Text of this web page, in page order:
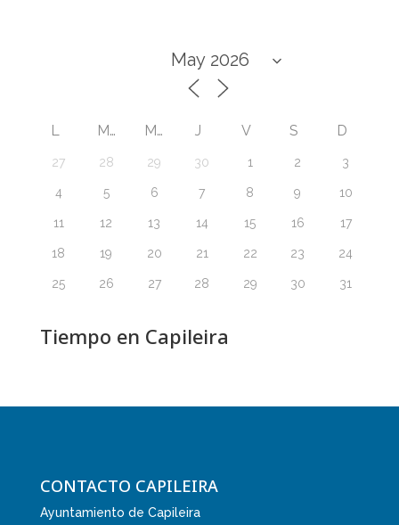
L M M J V S D
27 28 29 30 1 2 3
4 5 6 7 8 9 10
11 12 13 14 15 16 17
18 19 20 21 22 23 24
25 26 27 28 29 30 31
Tiempo en Capileira
CONTACTO CAPILEIRA
Ayuntamiento de Capileira